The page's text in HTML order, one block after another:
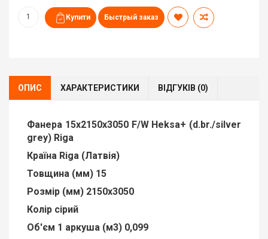
Быстрый заказ
ОПИС ХАРАКТЕРИСТИКИ ВІДГУКІВ (0)
Фанера 15х2150х3050 F/W Heksa+ (d.br./silver
grey) Riga
Країна Riga (Латвія)
Товщина (мм) 15
Розмір (мм) 2150х3050
Колір сірий
Об'єм 1 аркуша (м3) 0,099